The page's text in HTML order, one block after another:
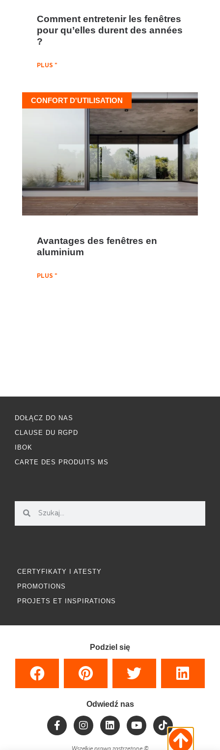
Comment entretenir les fenêtres
pour qu’elles durent des années
?
PLUS "
CONFORT D'UTILISATION
Avantages des fenêtres en
aluminium
PLUS "
DOŁĄCZ DO NAS
CLAUSE DU RGPD
IBOK
CARTE DES PRODUITS MS
CERTYFIKATY I ATESTY
PROMOTIONS
PROJETS ET INSPIRATIONS
Podziel się
Odwiedź nas
Wszelkie prawa zastrzeżone ©